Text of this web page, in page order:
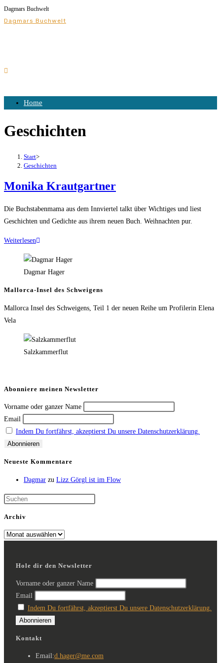
Dagmars Buchwelt
Dagmars Buchwelt
Home
Geschichten
Start>
Geschichten
Monika Krautgartner
Die Buchstabenmama aus dem Innviertel talkt über Wichtiges und liest
Geschichten und Gedichte aus ihrem neuen Buch. Weihnachten pur.
Weiterlesen
Dagmar Hager
Mallorca-Insel des Schweigens
Mallorca Insel des Schweigens, Teil 1 der neuen Reihe um Profilerin Elena
Vela
Salzkammerflut
Abonniere meinen Newsletter
Vorname oder ganzer Name
Email
Indem Du fortfährst, akzeptierst Du unsere Datenschutzerklärung.
Neueste Kommentare
Dagmar zu Lizz Görgl ist im Flow
Archiv
Hole dir den Newsletter
Vorname oder ganzer Name
Email
Indem Du fortfährst, akzeptierst Du unsere Datenschutzerklärung.
Kontakt
Email:d.hager@me.com